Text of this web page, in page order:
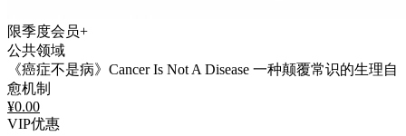
限季度会员+
公共领域
《癌症不是病》Cancer Is Not A Disease 一种颠覆常识的生理自
愈机制
¥0.00
VIP优惠